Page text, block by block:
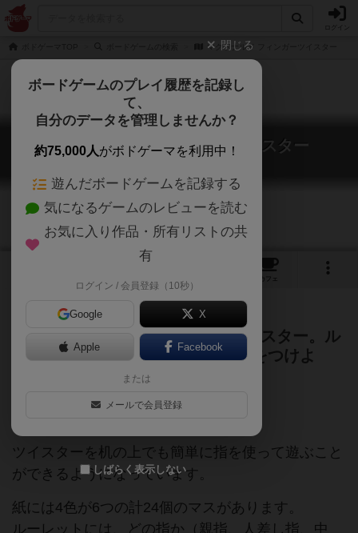
マクドナルド フィンガーツイスター
マクドナルド フィンガーツイスター
McDonald's Finger Twister
カフェ
手軽に遊べる2人用フィンガーツイスター。ル
ーレットを回して記された色に指をつけよ
う！指が離れたら負け。
ハッピーセット
ツイスターを机の上でも簡単に指を使って遊ぶこと
ができるようになっています。
紙には4色が6つの計24個のマスがあります。
ルーレットには、どの指か（親指、人差し指、中
閉じる
ボードゲームのプレイ履歴を記録し
て、
自分のデータを管理しませんか？
約75,000人がボドゲーマを利用中！
遊んだボードゲームを記録する
気になるゲームのレビューを読む
お気に入り作品・所有リストの共
有
ログイン / 会員登録（10秒）
Google X
Apple Facebook
または
メールで会員登録
しばらく表示しない